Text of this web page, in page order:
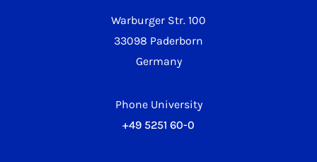
Warburger Str. 100
33098 Paderborn
Germany
Phone University
+49 5251 60-0